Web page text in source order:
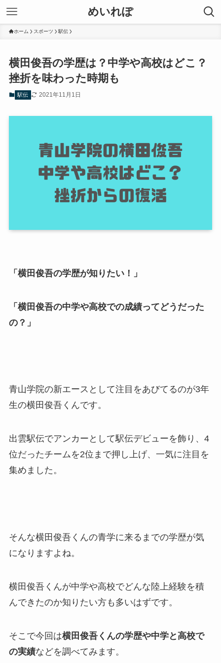
めいれぽ
ホーム スポーツ 駅伝
横田俊吾の学歴は？中学や高校はどこ？
挫折を味わった時期も
駅伝 2021年11月1日
「横田俊吾の学歴が知りたい！」
「横田俊吾の中学や高校での成績ってどうだった
の？」
青山学院の新エースとして注目をあびてるのが3年
生の横田俊吾くんです。
出雲駅伝でアンカーとして駅伝デビューを飾り、4
位だったチームを2位まで押し上げ、一気に注目を
集めました。
そんな横田俊吾くんの青学に来るまでの学歴が気
になりますよね。
横田俊吾くんが中学や高校でどんな陸上経験を積
んできたのか知りたい方も多いはずです。
そこで今回は横田俊吾くんの学歴や中学と高校で
の実績などを調べてみます。